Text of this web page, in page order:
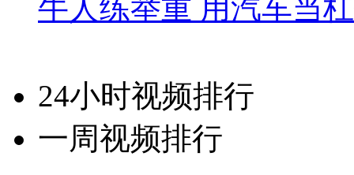
牛人练举重 用汽车当
24小时视频排行
一周视频排行